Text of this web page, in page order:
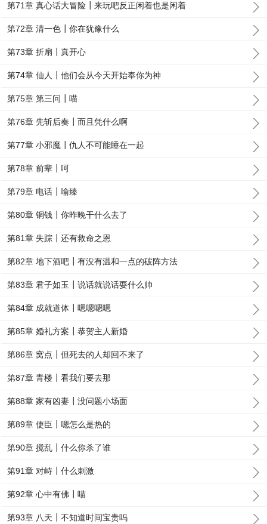
第71章 真心话大冒险┃来玩吧反正闲着也是闲着
第72章 清一色┃你在犹豫什么
第73章 折扇┃真开心
第74章 仙人┃他们会从今天开始奉你为神
第75章 第三问┃喵
第76章 先斩后奏┃而且凭什么啊
第77章 小邪魔┃仇人不可能睡在一起
第78章 前辈┃呵
第79章 电话┃喻臻
第80章 铜钱┃你昨晚干什么去了
第81章 失踪┃还有救命之恩
第82章 地下酒吧┃有没有温和一点的破阵方法
第83章 君子如玉┃说话就说话耍什么帅
第84章 成就道体┃嗯嗯嗯嗯
第85章 婚礼方案┃恭贺主人新婚
第86章 窝点┃但死去的人却回不来了
第87章 青楼┃看我们要去那
第88章 家有凶妻┃没问题小场面
第89章 使臣┃嗯怎么是热的
第90章 搅乱┃什么你杀了谁
第91章 对峙┃什么刺激
第92章 心中有佛┃喵
第93章 八天┃不知道时间宝贵吗